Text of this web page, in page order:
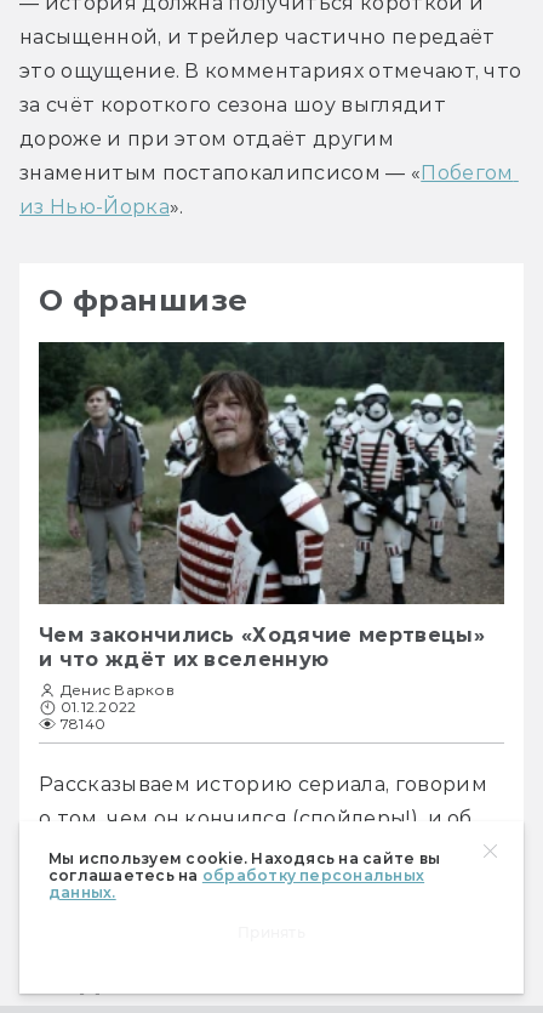
Мы используем cookie. Находясь на сайте вы
соглашаетесь на обработку персональных
данных.
насыщенной, и трейлер частично передаёт
это ощущение. В комментариях отмечают, что
за счёт короткого сезона шоу выглядит
дороже и при этом отдаёт другим
знаменитым постапокалипсисом — «Побегом
из Нью-Йорка».
О франшизе
Чем закончились «Ходячие мертвецы»
и что ждёт их вселенную
Денис Варков
01.12.2022
78140
Рассказываем историю сериала, говорим
о том, чем он кончился (спойлеры!), и об
отличиях от комикса.